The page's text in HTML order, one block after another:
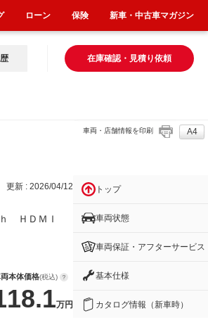
在庫確認・見積り依頼
車両・店舗情報を印刷 A4
更新 : 2026/04/12
ｈ ＨＤＭＩ
本体価格(税込)
万円
トップ
車両状態
車両保証・アフターサービス
基本仕様
カタログ情報（新車時）
ローン 保険 新車・中古車マガジン